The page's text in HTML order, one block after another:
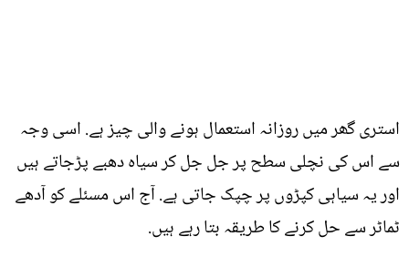
استری گھر میں روزانہ استعمال ہونے والی چیز ہے. اسی وجہ
سے اس کی نچلی سطح پر جل جل کر سیاہ دھبے پڑجاتے ہیں
اور یہ سیاہی کپڑوں پر چپک جاتی ہے. آج اس مسئلے کو آدھے
ٹماٹر سے حل کرنے کا طریقہ بتا رہے ہیں.